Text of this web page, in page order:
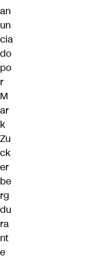
an
un
cia
do
po
r
M
ar
k
Zu
ck
er
be
rg
du
ra
nt
e